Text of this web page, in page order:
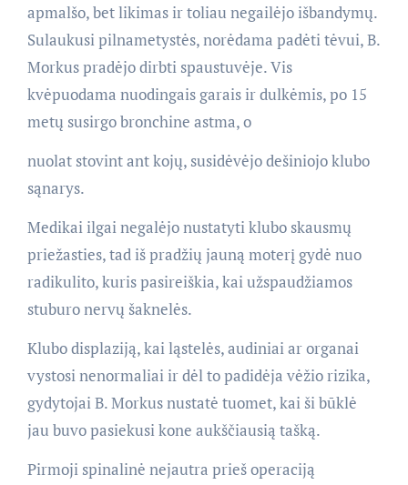
apmalšo, bet likimas ir toliau negailėjo išbandymų.
Sulaukusi pilnametystės, norėdama padėti tėvui, B.
Morkus pradėjo dirbti spaustuvėje. Vis
kvėpuodama nuodingais garais ir dulkėmis, po 15
metų susirgo bronchine astma, o
nuolat stovint ant kojų, susidėvėjo dešiniojo klubo
sąnarys.
Medikai ilgai negalėjo nustatyti klubo skausmų
priežasties, tad iš pradžių jauną moterį gydė nuo
radikulito, kuris pasireiškia, kai užspaudžiamos
stuburo nervų šaknelės.
Klubo displaziją, kai ląstelės, audiniai ar organai
vystosi nenormaliai ir dėl to padidėja vėžio rizika,
gydytojai B. Morkus nustatė tuomet, kai ši būklė
jau buvo pasiekusi kone aukščiausią tašką.
Pirmoji spinalinė nejautra prieš operaciją